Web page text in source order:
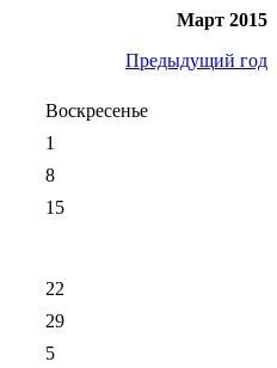
Март 2015
Предыдущий год
Воскресенье
1
8
15
22
29
5